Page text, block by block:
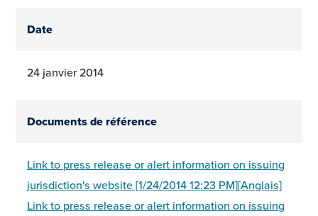
Date
24 janvier 2014
Documents de référence
Link to press release or alert information on issuing
jurisdiction's website [1/24/2014 12:23 PM][Anglais]
Link to press release or alert information on issuing